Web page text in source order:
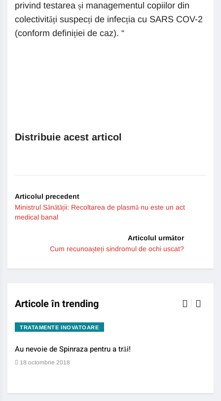
privind testarea și managementul copiilor din
colectivități suspecți de infecția cu SARS COV-2
(conform definiției de caz). “
Distribuie acest articol
Articolul precedent
Ministrul Sănătății: Recoltarea de plasmă nu este un act
medical banal
Articolul următor
Cum recunoașteți sindromul de ochi uscat?
Articole în trending
TRATAMENTE INOVATOARE
Au nevoie de Spinraza pentru a trăi!
18 octombrie 2018